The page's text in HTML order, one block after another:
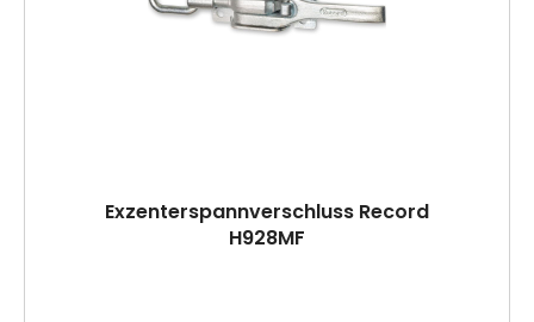
Exzenterspannverschluss Record
H928MF